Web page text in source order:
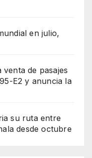
en julio,
de pasajes
E2 y anuncia la
su ruta entre
desde octubre